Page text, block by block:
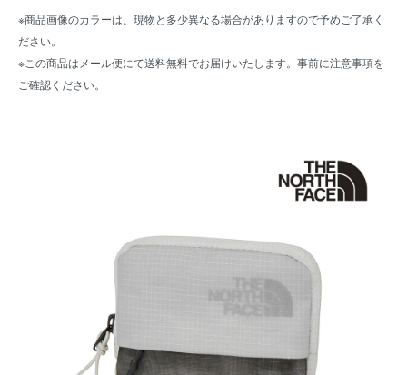
※商品画像のカラーは、現物と多少異なる場合がありますので予めご了承く
ださい。
※この商品はメール便にて送料無料でお届けいたします。事前に注意事項を
ご確認ください。